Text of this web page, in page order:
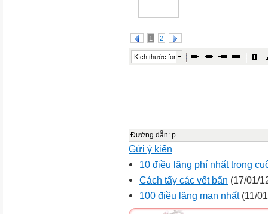
1 2
Kích thước font
Đường dẫn: p
Gửi ý kiến
10 điều lãng phí nhất trong
Cách tẩy các vết bẩn (17/01/
100 điều lãng mạn nhất(11/